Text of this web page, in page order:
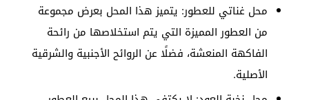
محل غناتي للعطور: يتميز هذا المحل بعرض مجموعة
من العطور المميزة التي يتم استخلاصها من رائحة
الفاكهة المنعشة، فضلًا عن الروائح الأجنبية والشرقية
الأصلية.